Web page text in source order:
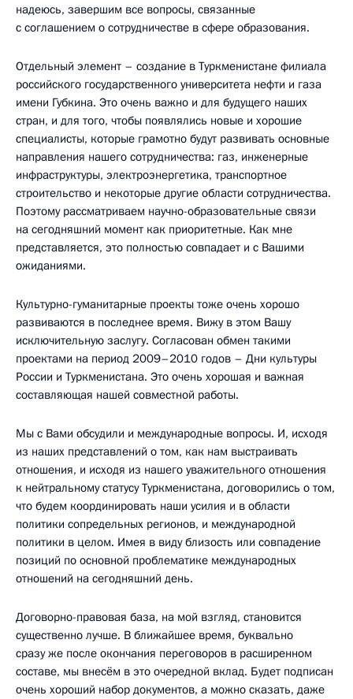
надеюсь, завершим все вопросы, связанные
с соглашением о сотрудничестве в сфере образования.
Отдельный элемент – создание в Туркменистане филиала
российского государственного университета нефти и газа
имени Губкина. Это очень важно и для будущего наших
стран, и для того, чтобы появлялись новые и хорошие
специалисты, которые грамотно будут развивать основные
направления нашего сотрудничества: газ, инженерные
инфраструктуры, электроэнергетика, транспортное
строительство и некоторые другие области сотрудничества.
Поэтому рассматриваем научно-образовательные связи
на сегодняшний момент как приоритетные. Как мне
представляется, это полностью совпадает и с Вашими
ожиданиями.
Культурно-гуманитарные проекты тоже очень хорошо
развиваются в последнее время. Вижу в этом Вашу
исключительную заслугу. Согласован обмен такими
проектами на период 2009–2010 годов – Дни культуры
России и Туркменистана. Это очень хорошая и важная
составляющая нашей совместной работы.
Мы с Вами обсудили и международные вопросы. И, исходя
из наших представлений о том, как нам выстраивать
отношения, и исходя из нашего уважительного отношения
к нейтральному статусу Туркменистана, договорились о том,
что будем координировать наши усилия и в области
политики сопредельных регионов, и международной
политики в целом. Имея в виду близость или совпадение
позиций по основной проблематике международных
отношений на сегодняшний день.
Договорно-правовая база, на мой взгляд, становится
существенно лучше. В ближайшее время, буквально
сразу же после окончания переговоров в расширенном
составе, мы внесём в это очередной вклад. Будет подписан
очень хороший набор документов, а можно сказать, даже